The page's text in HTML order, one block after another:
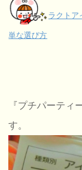
ラクトア
単な選び方
『プチパーティ
す。